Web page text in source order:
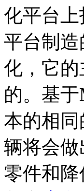
化平台上
平台制造
化，它
的。基
本的相
辆将会
零件和